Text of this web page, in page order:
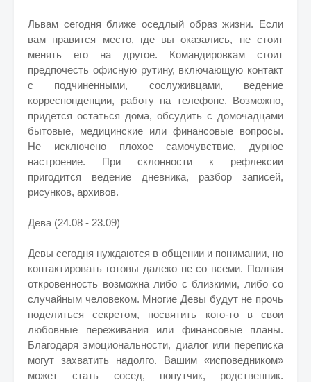
Львам сегодня ближе оседлый образ жизни. Если
вам нравится место, где вы оказались, не стоит
менять его на другое. Командировкам стоит
предпочесть офисную рутину, включающую контакт
с подчиненными, сослуживцами, ведение
корреспонденции, работу на телефоне. Возможно,
придется остаться дома, обсудить с домочадцами
бытовые, медицинские или финансовые вопросы.
Не исключено плохое самочувствие, дурное
настроение. При склонности к рефлексии
пригодится ведение дневника, разбор записей,
рисунков, архивов.
Дева (24.08 - 23.09)
Девы сегодня нуждаются в общении и понимании, но
контактировать готовы далеко не со всеми. Полная
откровенность возможна либо с близкими, либо со
случайным человеком. Многие Девы будут не прочь
поделиться секретом, посвятить кого-то в свои
любовные переживания или финансовые планы.
Благодаря эмоциональности, диалог или переписка
могут захватить надолго. Вашим «исповедником»
может стать сосед, попутчик, родственник.